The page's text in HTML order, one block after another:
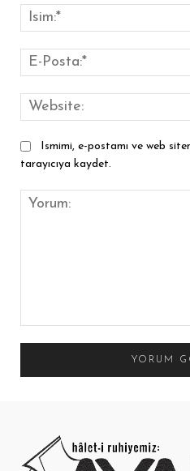
Ismimi, e-postamı ve web
tarayıcıya kaydet.